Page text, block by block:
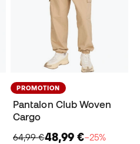
PROMOTION
Pantalon Club Woven
Cargo
64,99 €48,99 €−25%